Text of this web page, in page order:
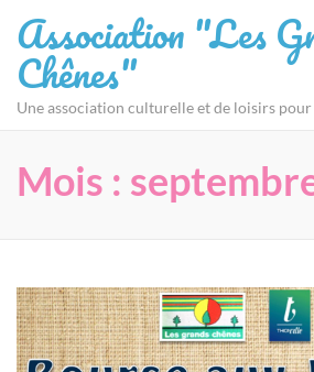
au
contenu
(Pressez
Entrée)
Association "Les
Chênes"
Une association culturelle et de loisirs pour
Mois :